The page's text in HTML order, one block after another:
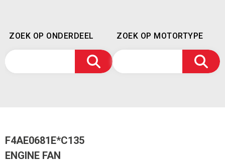
ZOEK OP ONDERDEEL ZOEK OP MOTORTYPE
F4AE0681E*C135
ENGINE FAN